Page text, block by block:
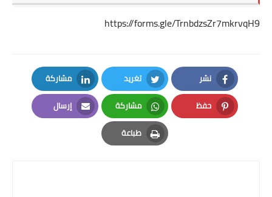
https://forms.gle/TrnbdzsZr7mkrvqH9
نشر
Facebook
تغريد
Twitter
مشاركة
LinkedIn
حفظ
Pinterest
مشاركة
Whatsapp
إرسال
Email
طباعة
Print